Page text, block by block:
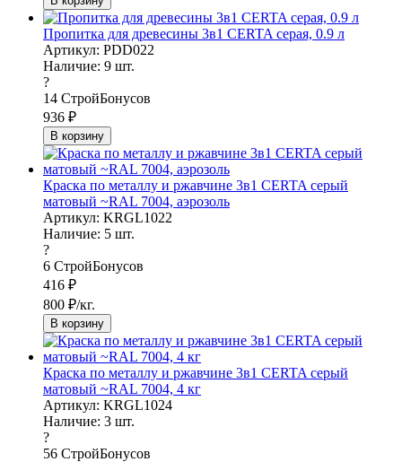
Пропитка для древесины 3в1 CERTA серая, 0.9 л
Артикул: PDD022
Наличие: 9 шт.
?
14 СтройБонусов
936 ₽
В корзину
Краска по металлу и ржавчине 3в1 CERTA серый
матовый ~RAL 7004, аэрозоль
Артикул: KRGL1022
Наличие: 5 шт.
?
6 СтройБонусов
416 ₽
800 ₽/кг.
В корзину
Краска по металлу и ржавчине 3в1 CERTA серый
матовый ~RAL 7004, 4 кг
Артикул: KRGL1024
Наличие: 3 шт.
?
56 СтройБонусов